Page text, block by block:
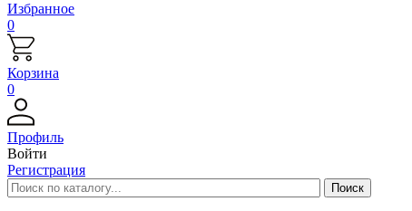
Избранное
0
Корзина
0
Профиль
Войти
Регистрация